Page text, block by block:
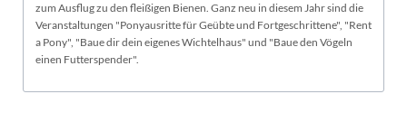
zum Ausflug zu den fleißigen Bienen. Ganz neu in diesem Jahr sind die
Veranstaltungen "Ponyausritte für Geübte und Fortgeschrittene", "Rent
a Pony", "Baue dir dein eigenes Wichtelhaus" und "Baue den Vögeln
einen Futterspender".